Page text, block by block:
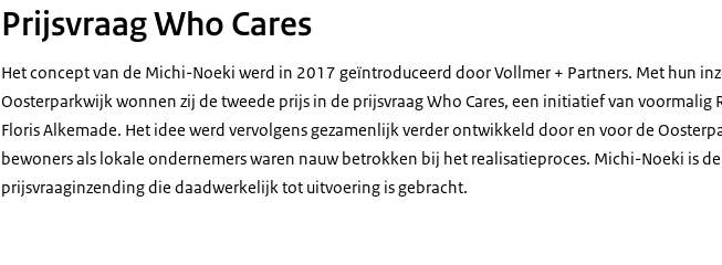
Prijsvraag Who Cares
Het concept van de Michi-Noeki werd in 2017 geïntroduceerd door Vollmer + Partners. Met hun
Oosterparkwijk wonnen zij de tweede prijs in de prijsvraag Who Cares, een initiatief van voormalig
Floris Alkemade. Het idee werd vervolgens gezamenlijk verder ontwikkeld door en voor de
bewoners als lokale ondernemers waren nauw betrokken bij het realisatieproces. Michi-Noeki is
prijsvraaginzending die daadwerkelijk tot uitvoering is gebracht.